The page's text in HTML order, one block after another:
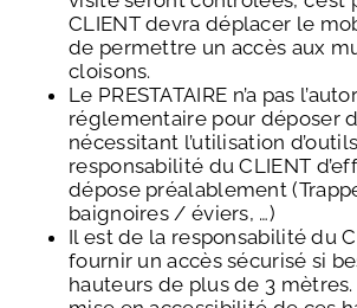
CLIENT devra déplacer le
de permettre un accès aux
cloisons.
Le PRESTATAIRE n’a pas
réglementaire pour déposer
nécessitant l’utilisation
responsabilité du CLIENT
dépose préalablement
baignoires / éviers, …)
Il est de la responsabilité du
fournir un accès sécurisé si
hauteurs de plus de 3